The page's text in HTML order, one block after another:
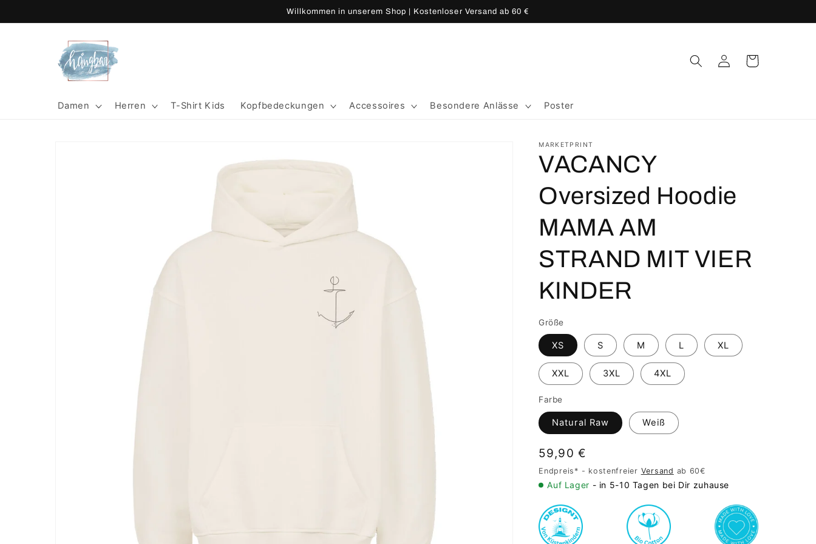
Inhalt
Willkommen in unserem Shop | Kostenloser Versand ab 60 €
Damen Herren T-Shirt Kids Kopfbedeckungen Accessoires Besondere Anlässe Poster
EinloggenWarenkorb
MARKETPRINT
VACANCY
Oversized Hoodie
MAMA AM
STRAND MIT VIER
KINDER
Größe
XS S M L XL
XXL 3XL 4XL
Farbe
Natural Raw Weiß
Normaler
Preis
59,90 €
Endpreis* - kostenfreier Versand ab 60€
Auf Lager - in 5-10 Tagen bei Dir zuhause